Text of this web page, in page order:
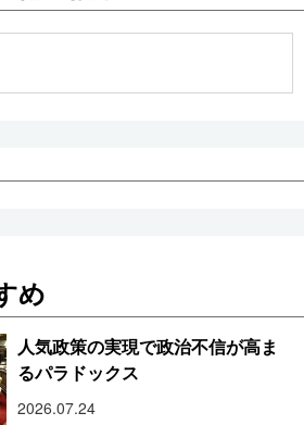
め
人気政策の実現で政治不信が高ま
るパラドックス
2026.07.24